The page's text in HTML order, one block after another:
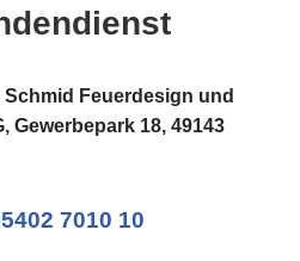
Schmid Feuerdesign und
Gewerbepark 18, 49143
7010 10